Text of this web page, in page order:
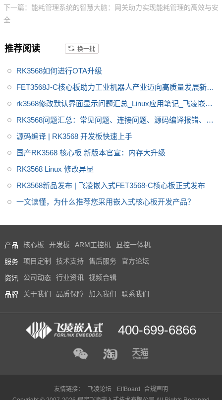
NPU达到1Tops，飞凌RK3568系
图等，
下一篇：能耗管理系统的智慧大脑：网关助力实现能耗管理的高效与安
全
推荐阅读 换一批
RK3568如何进行OTA升级
FET3568J-C核心板助力工业机器人产业迈向高质量发展新阶
段
rk3568修改默认界面显示问题汇总_Linux应用笔记_飞凌嵌入
式
RK3568问题汇总：常见问题、连接问题、源码编译报错、显
示问题、PCIE问题
源码编译 | RK3568 开发板快速上手
国产RK3568 核心板 新版本官宣：内存大升级
RK3568 Linux 修改异显
RK3568新品发布 | 飞凌嵌入式FET3568-C核心板正式发布
一文读懂，为什么推荐您采用嵌入式核心板开发产品？
产品 核心板 开发板 ARM工控机 显控一体机
服务 项目定制 技术支持 售后服务 官方论坛
资讯 公司动态 行业资讯 视频合辑
品牌 关于我们 品质保障 加入我们 联系我们
400-699-6866
友情链接： 飞凌论坛 ElfBoard
合规声明